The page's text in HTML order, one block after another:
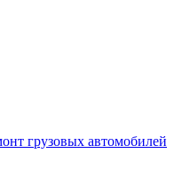
грузовых автомобилей